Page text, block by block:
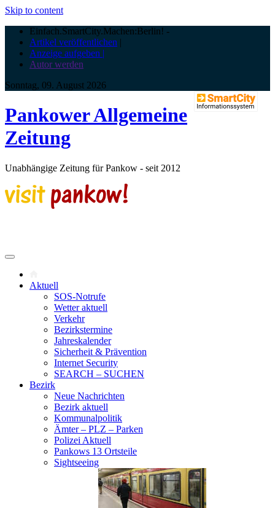
Skip to content
Einfach.SmartCity.Machen:Berlin! -
Artikel veröffentlichen |
Anzeige aufgeben |
Autor werden
Sonntag, 09. August 2026
Pankower Allgemeine
Zeitung
Unabhängige Zeitung für Pankow - seit 2012
Aktuell
SOS-Notrufe
Wetter aktuell
Verkehr
Bezirkstermine
Jahreskalender
Sicherheit & Prävention
Internet Security
SEARCH – SUCHEN
Bezirk
Neue Nachrichten
Bezirk aktuell
Kommunalpolitik
Ämter – PLZ – Parken
Polizei Aktuell
Pankows 13 Ortsteile
Sightseeing